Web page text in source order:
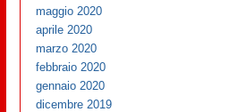
maggio 2020
aprile 2020
marzo 2020
febbraio 2020
gennaio 2020
dicembre 2019